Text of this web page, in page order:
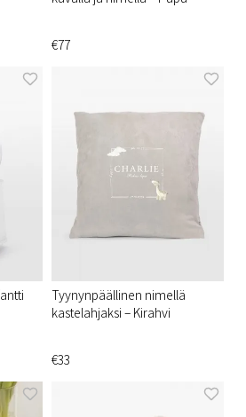
€77
Tyynynpäällinen nimellä
kastelahjaksi – Kirahvi
€33